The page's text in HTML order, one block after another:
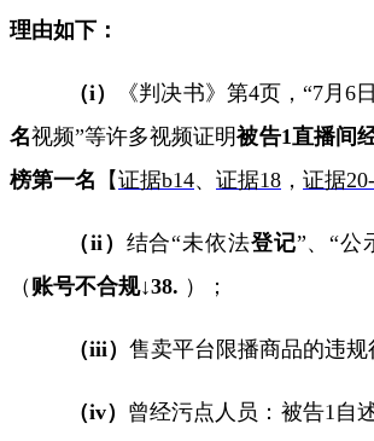
理由如下：
（i） 《判决书》第4页，“7 月6日
名视频”等许多视频证明被告1直播间
榜第一名 【证据b14、 证据18 ， 证据
（ii ） 结合“未依法登记”、“公
（ 账号不合规↓38. ）；
（iii） 售卖平台限播商品的违规
（iv） 曾经污点人员：被告1 自